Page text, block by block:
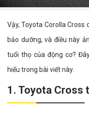
Vậy, Toyota Corolla
bảo dưỡng, và điều này
tuổi thọ của động cơ?
hiểu trong bài viết này.
1. Toyota Cross